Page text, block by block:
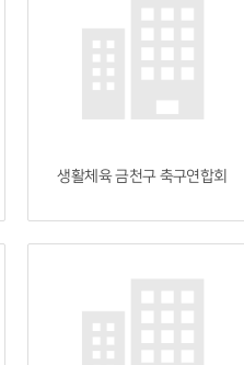
생활체육 금천구 축구연합회